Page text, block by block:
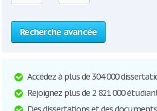
Recherche avancée
Accédez à plus de 304 000
Rejoignez plus de 2 821 000